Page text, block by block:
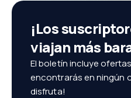
¡Los
viajan más
El boletín incluye
encontrarás en ningún
disfruta!